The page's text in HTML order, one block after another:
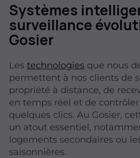
Systèmes
surveillance
Gosier
Lestechnologies que nous
permettent à nos clients de
propriété à distance, de
en temps réel et de contrôler
quelques clics. Au Gosier,
un atout essentiel,
logements secondaires ou
saisonnières.